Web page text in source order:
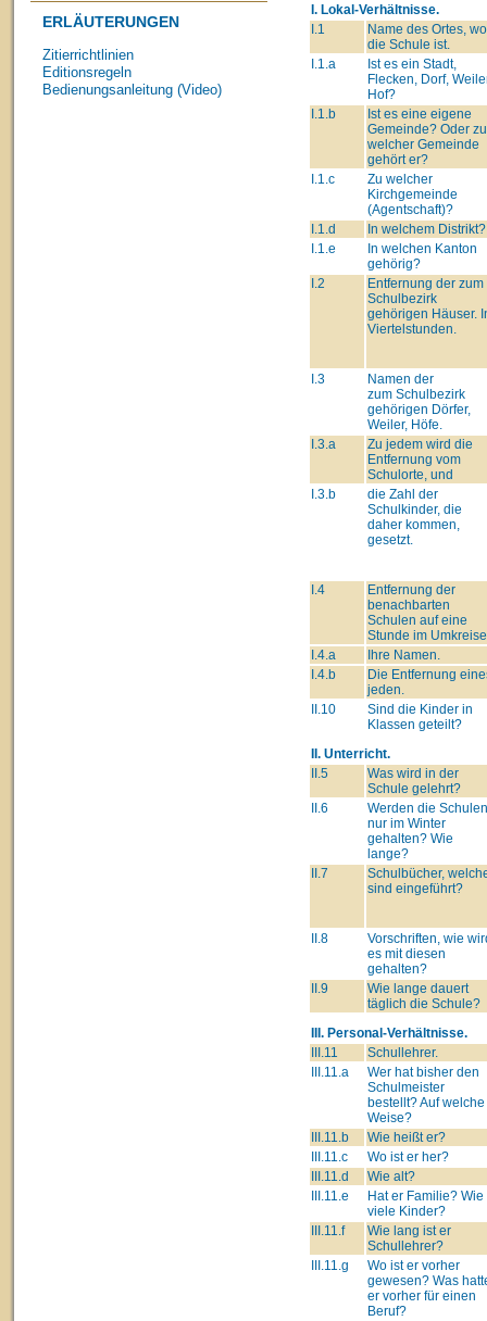
ERLÄUTERUNGEN
Zitierrichtlinien
Editionsregeln
Bedienungsanleitung (Video)
I. Lokal-Verhältnisse.
I.1
Name des Ortes, wo
die Schule ist.
I.1.a
Ist es ein Stadt,
Flecken, Dorf,
Hof?
I.1.b
Ist es eine eigene
Gemeinde? Oder zu
welcher Gemeinde
gehört er?
I.1.c
Zu welcher
Kirchgemeinde
(Agentschaft)?
I.1.d
In welchem Distrikt?
I.1.e
In welchen Kanton
gehörig?
I.2
Entfernung der zum
Schulbezirk
gehörigen Häuser.
Viertelstunden.
I.3
Namen der
zum Schulbezirk
gehörigen Dörfer,
Weiler, Höfe.
I.3.a
Zu jedem wird die
Entfernung vom
Schulorte, und
I.3.b
die Zahl der
Schulkinder, die
daher kommen,
gesetzt.
I.4
Entfernung der
benachbarten
Schulen auf eine
Stunde im
I.4.a
Ihre Namen.
I.4.b
Die Entfernung
jeden.
II.10
Sind die Kinder in
Klassen geteilt?
II. Unterricht.
II.5
Was wird in der
Schule gelehrt?
II.6
Werden die Schulen
nur im Winter
gehalten? Wie
lange?
II.7
Schulbücher,
sind eingeführt?
II.8
Vorschriften, wie
es mit diesen
gehalten?
II.9
Wie lange dauert
täglich die Schule?
III. Personal-Verhältnisse.
III.11
Schullehrer.
III.11.a
Wer hat bisher den
Schulmeister
bestellt? Auf welche
Weise?
III.11.b
Wie heißt er?
III.11.c
Wo ist er her?
III.11.d
Wie alt?
III.11.e
Hat er Familie? Wie
viele Kinder?
III.11.f
Wie lang ist er
Schullehrer?
III.11.g
Wo ist er vorher
gewesen? Was
er vorher für einen
Beruf?